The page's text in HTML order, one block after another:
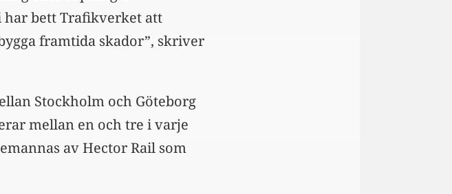
har bett Trafikverket att
framtida skador”, skriver
Stockholm och Göteborg
mellan en och tre i varje
av Hector Rail som